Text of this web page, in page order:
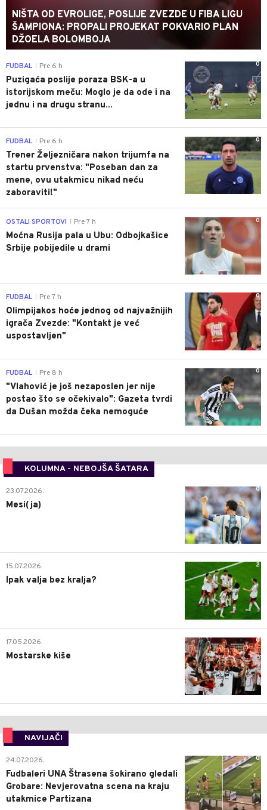
NIŠTA OD EVROLIGE, POSLIJE ZVEZDE U FIBA LIGU
ŠAMPIONA: PROPALI PROJEKAT POKVARIO PLAN
DŽOELA BOLOMBOJA
0
FUDBAL Pre 6 h
Puzigaća poslije poraza BSK-a u
istorijskom meču: Moglo je da ode i na
jednu i na drugu stranu...
0
FUDBAL Pre 6 h
Trener Željezničara nakon trijumfa na
startu prvenstva: "Poseban dan za
mene, ovu utakmicu nikad neću
zaboraviti!"
0
OSTALI SPORTOVI Pre 7 h
Moćna Rusija pala u Ubu: Odbojkašice
Srbije pobijedile u drami
0
FUDBAL Pre 7 h
Olimpijakos hoće jednog od najvažnijih
igrača Zvezde: "Kontakt je već
uspostavljen"
0
FUDBAL Pre 8 h
"Vlahović je još nezaposlen jer nije
postao što se očekivalo": Gazeta tvrdi
da Dušan možda čeka nemoguće
KOLUMNA - NEBOJŠA ŠATARA
0
23.07.2026.
Mesi(ja)
2
15.07.2026.
Ipak valja bez kralja?
0
17.05.2026.
Mostarske kiše
NAVIJAČI
0
24.07.2026.
Fudbaleri UNA Štrasena šokirano gledali
Grobare: Nevjerovatna scena na kraju
utakmice Partizana